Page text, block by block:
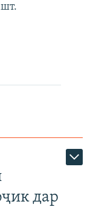
дар